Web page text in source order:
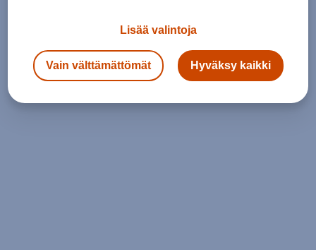
Lisää valintoja
Vain välttämättömät Hyväksy kaikki